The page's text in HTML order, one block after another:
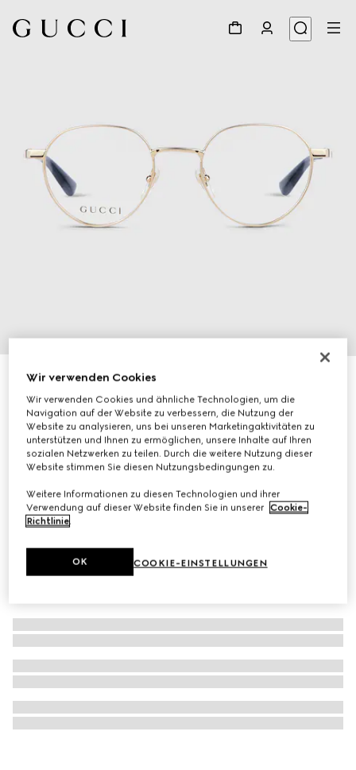
Rundes Brillengestell
€ 440
Variantenhellgold
Wir verwenden Cookies
Wir verwenden Cookies und ähnliche Technologien, um die
Navigation auf der Website zu verbessern, die Nutzung der
Website zu analysieren, uns bei unseren Marketingaktivitäten zu
unterstützen und Ihnen zu ermöglichen, unsere Inhalte auf Ihren
sozialen Netzwerken zu teilen. Durch die weitere Nutzung dieser
Website stimmen Sie diesen Nutzungsbedingungen zu.
Weitere Informationen zu diesen Technologien und ihrer
Verwendung auf dieser Website finden Sie in unserer Cookie-
Richtlinie.
COOKIE-EINSTELLUNGEN
OK